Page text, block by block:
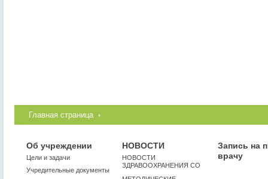
Главная страница
Об учреждении
Цели и задачи
Учредительные документы
НОВОСТИ
НОВОСТИ
ЗДРАВООХРАНЕНИЯ СО
Запись на
врачу